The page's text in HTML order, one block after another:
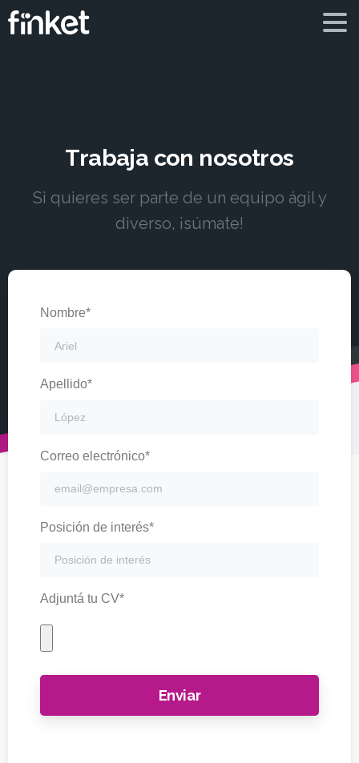
Trabaja con nosotros
Si quieres ser parte de un equipo ágil y
diverso, ¡súmate!
Nombre*
Apellido*
Correo electrónico*
Posición de interés*
Adjuntá tu CV*